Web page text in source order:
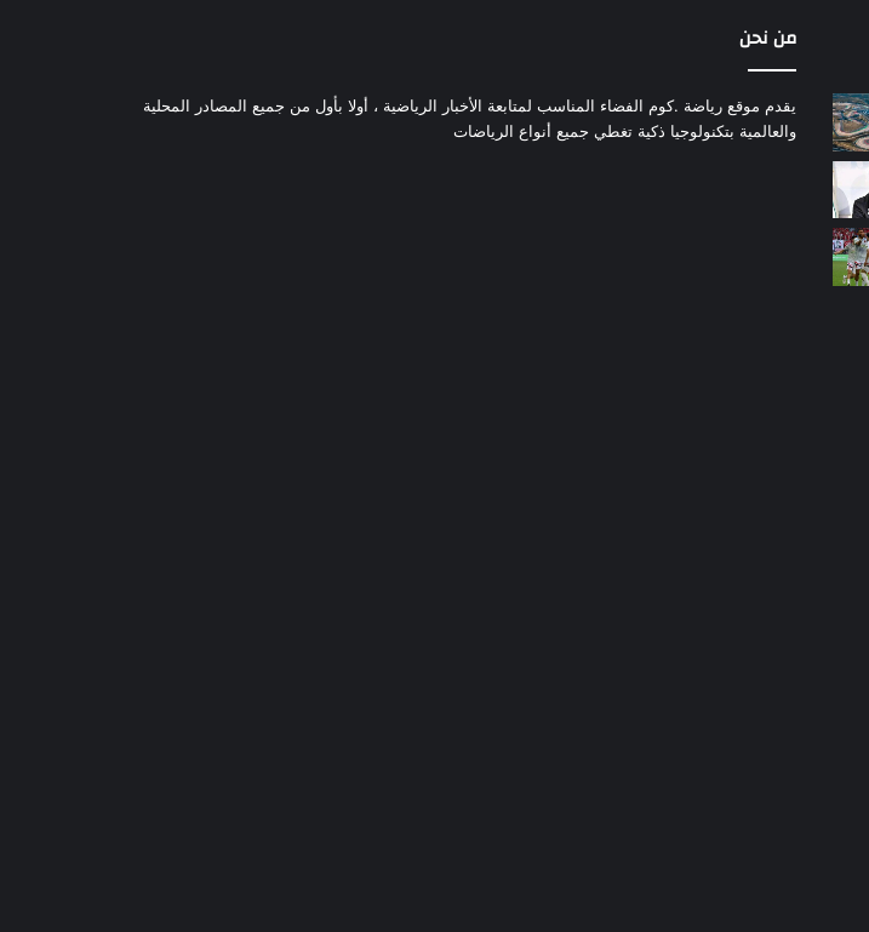
من نحن
يقدم موقع رياضة .كوم الفضاء المناسب لمتابعة الأخبار الرياضية ، أولا بأول من جميع المصادر المحلية
والعالمية بتكنولوجيا ذكية تغطي جميع أنواع الرياضات